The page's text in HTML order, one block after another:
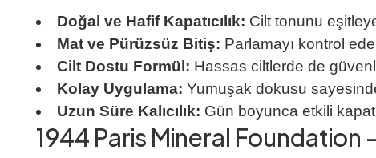
Doğal ve Hafif Kapatıcılık: Cilt tonunu
Mat ve Pürüzsüz Bitiş: Parlamayı kontrol
Cilt Dostu Formül: Hassas ciltlerde de
Kolay Uygulama: Yumuşak dokusu
Uzun Süre Kalıcılık: Gün boyunca etkili
1944 Paris Mineral Foundation